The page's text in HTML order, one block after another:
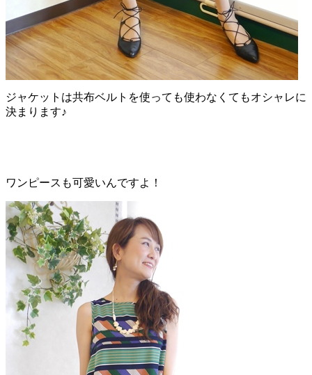
ジャケットは共布ベルトを使っても使わなくてもオシャレに
決まります♪
ワンピースも可愛いんですよ！